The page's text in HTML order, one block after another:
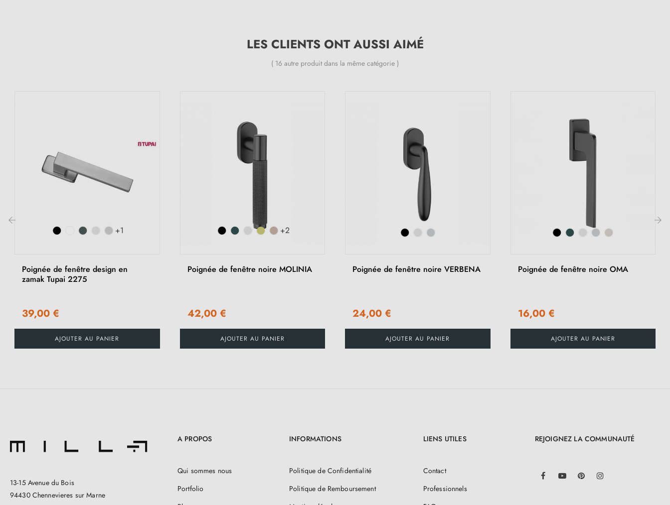
LES CLIENTS ONT AUSSI AIMÉ
( 16 autre produit dans la même catégorie )
+1
Poignée de fenêtre design en
zamak Tupai 2275
39,00 €
AJOUTER AU PANIER
+2
Poignée de fenêtre noire MOLINIA
42,00 €
AJOUTER AU PANIER
Poignée de fenêtre noire VERBENA
24,00 €
AJOUTER AU PANIER
Poignée de fenêtre noire OMA
16,00 €
AJOUTER AU PANIER
13-15 Avenue du Bois
94430 Chennevieres sur Marne
A PROPOS
Qui sommes nous
Portfolio
INFORMATIONS
Politique de Confidentialité
Politique de Remboursement
LIENS UTILES
Contact
Professionnels
REJOIGNEZ LA COMMUNAUTÉ
FacebookYouTube Pinterest